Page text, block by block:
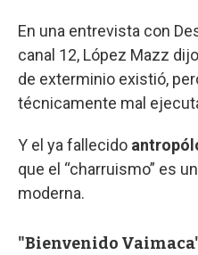
En una entrevista con
canal 12, López Mazz
de exterminio existió,
técnicamente mal
Y el ya fallecido
que el “charruismo” es
moderna.
"Bienvenido